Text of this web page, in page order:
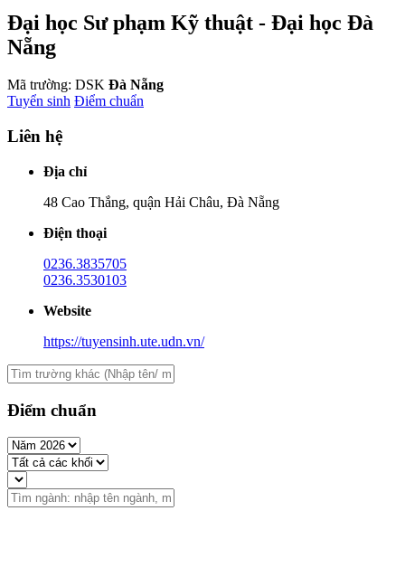
Đại học Sư phạm Kỹ thuật - Đại học Đà
Nẵng
Mã trường: DSK Đà Nẵng
Tuyển sinh Điểm chuẩn
Liên hệ
Địa chỉ
48 Cao Thắng, quận Hải Châu, Đà Nẵng
Điện thoại
0236.3835705
0236.3530103
Website
https://tuyensinh.ute.udn.vn/
Điểm chuẩn